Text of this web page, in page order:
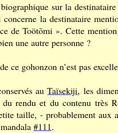
sur la
la destinataire
de Toötōmi ». Cette
une autre personne ?
ce gohonzon n’est pas
auTaïsekiji, les
rendu et du contenu très
taille, - probablement aux
#111.